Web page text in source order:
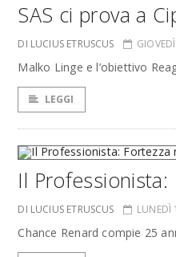
SAS ci prova a
DI LUCIUS ETRUSCUS
Malko Linge e l’obiettivo
LEGGI
Il Professionista:
DI LUCIUS ETRUSCUS LUNEDÌ
Chance Renard compie 25